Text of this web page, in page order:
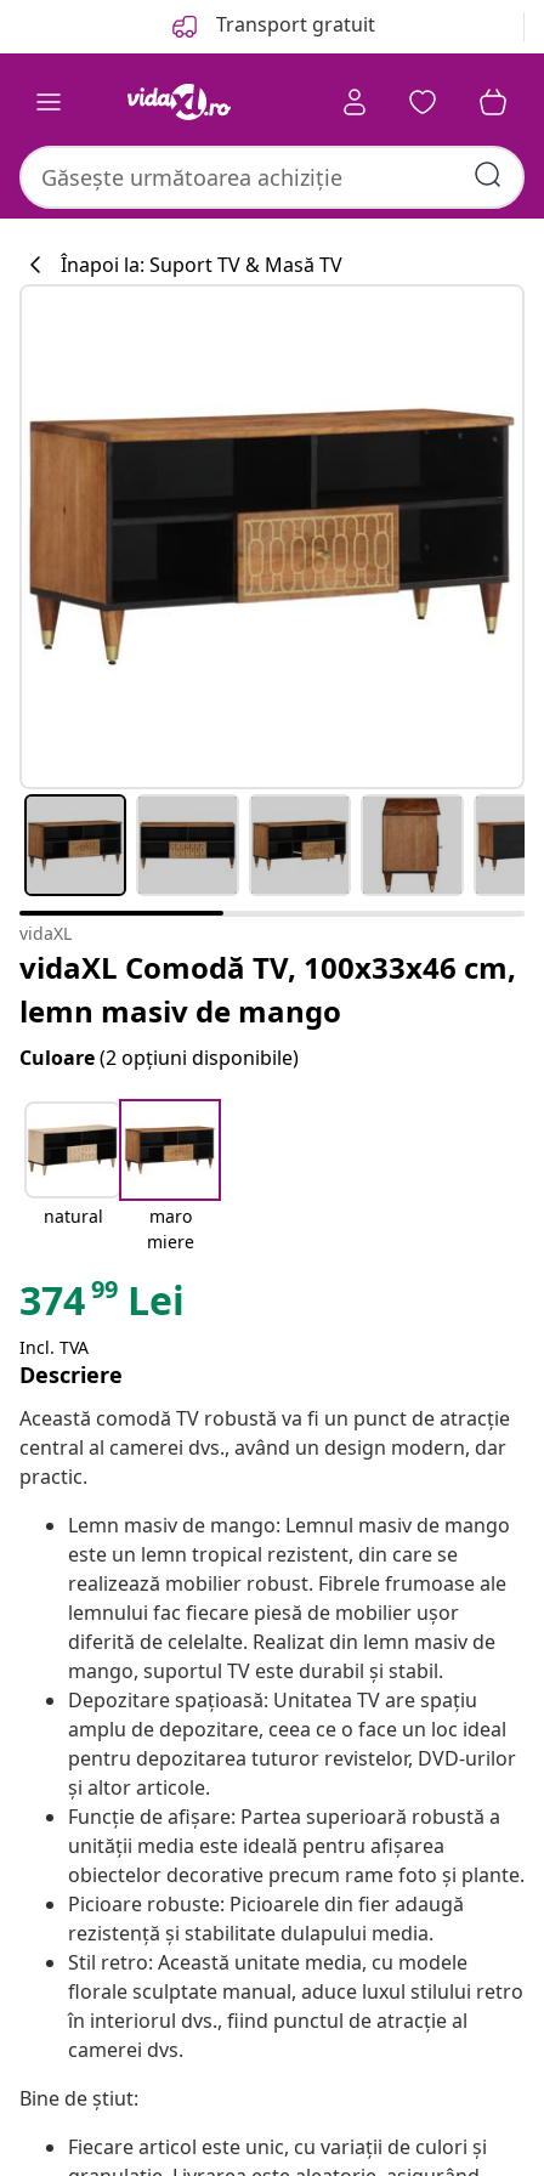
Transport gratuit
Înapoi la: Suport TV & Masă TV
vidaXL
vidaXL Comodă TV, 100x33x46 cm,
lemn masiv de mango
Culoare(2 opțiuni disponibile)
natural
maro
miere
37499 Lei
Incl. TVA
Descriere
Această comodă TV robustă va fi un punct de atracție
central al camerei dvs., având un design modern, dar
practic.
Lemn masiv de mango: Lemnul masiv de mango
este un lemn tropical rezistent, din care se
realizează mobilier robust. Fibrele frumoase ale
lemnului fac fiecare piesă de mobilier ușor
diferită de celelalte. Realizat din lemn masiv de
mango, suportul TV este durabil și stabil.
Depozitare spațioasă: Unitatea TV are spațiu
amplu de depozitare, ceea ce o face un loc ideal
pentru depozitarea tuturor revistelor, DVD-urilor
și altor articole.
Funcție de afișare: Partea superioară robustă a
unității media este ideală pentru afișarea
obiectelor decorative precum rame foto și plante.
Picioare robuste: Picioarele din fier adaugă
rezistență și stabilitate dulapului media.
Stil retro: Această unitate media, cu modele
florale sculptate manual, aduce luxul stilului retro
în interiorul dvs., fiind punctul de atracție al
camerei dvs.
Bine de știut:
Fiecare articol este unic, cu variații de culori și